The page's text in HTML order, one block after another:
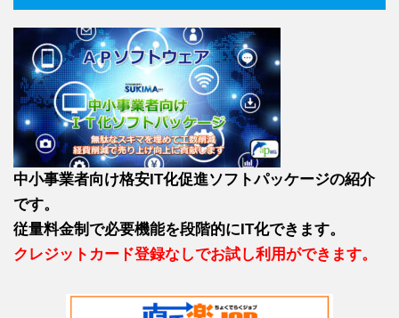
中小事業者向け格安IT化促進ソフトパッケージの紹介
です。
従量料金制で必要機能を段階的にIT化できます。
クレジットカード登録なしでお試し利用ができます。